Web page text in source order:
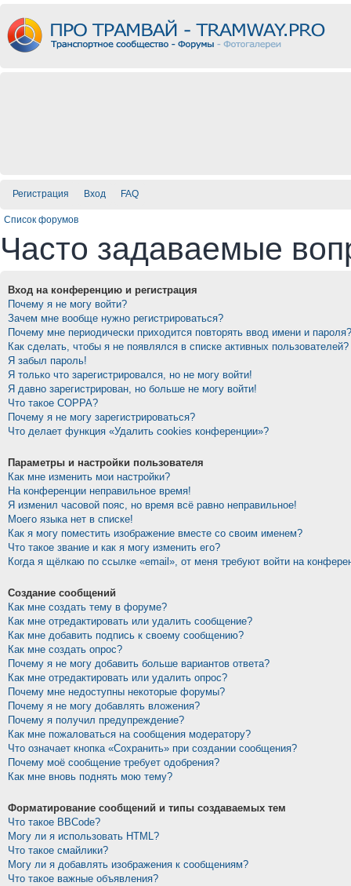
Регистрация Вход FAQ
Список форумов
Часто задаваемые
Вход на конференцию и регистрация
Почему я не могу войти?
Зачем мне вообще нужно регистрироваться?
Почему мне периодически приходится повторять ввод имени и пароля?
Как сделать, чтобы я не появлялся в списке активных пользователей?
Я забыл пароль!
Я только что зарегистрировался, но не могу войти!
Я давно зарегистрирован, но больше не могу войти!
Что такое COPPA?
Почему я не могу зарегистрироваться?
Что делает функция «Удалить cookies конференции»?
Параметры и настройки пользователя
Как мне изменить мои настройки?
На конференции неправильное время!
Я изменил часовой пояс, но время всё равно неправильное!
Моего языка нет в списке!
Как я могу поместить изображение вместе со своим именем?
Что такое звание и как я могу изменить его?
Когда я щёлкаю по ссылке «email», от меня требуют войти на
Создание сообщений
Как мне создать тему в форуме?
Как мне отредактировать или удалить сообщение?
Как мне добавить подпись к своему сообщению?
Как мне создать опрос?
Почему я не могу добавить больше вариантов ответа?
Как мне отредактировать или удалить опрос?
Почему мне недоступны некоторые форумы?
Почему я не могу добавлять вложения?
Почему я получил предупреждение?
Как мне пожаловаться на сообщения модератору?
Что означает кнопка «Сохранить» при создании сообщения?
Почему моё сообщение требует одобрения?
Как мне вновь поднять мою тему?
Форматирование сообщений и типы создаваемых тем
Что такое BBCode?
Могу ли я использовать HTML?
Что такое смайлики?
Могу ли я добавлять изображения к сообщениям?
Что такое важные объявления?